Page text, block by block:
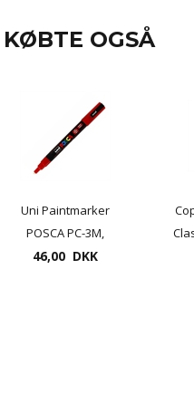
OGSÅ
Uni Paintmarker
POSCA PC-3M,
tykkelse 1,5mm
46,00 DKK